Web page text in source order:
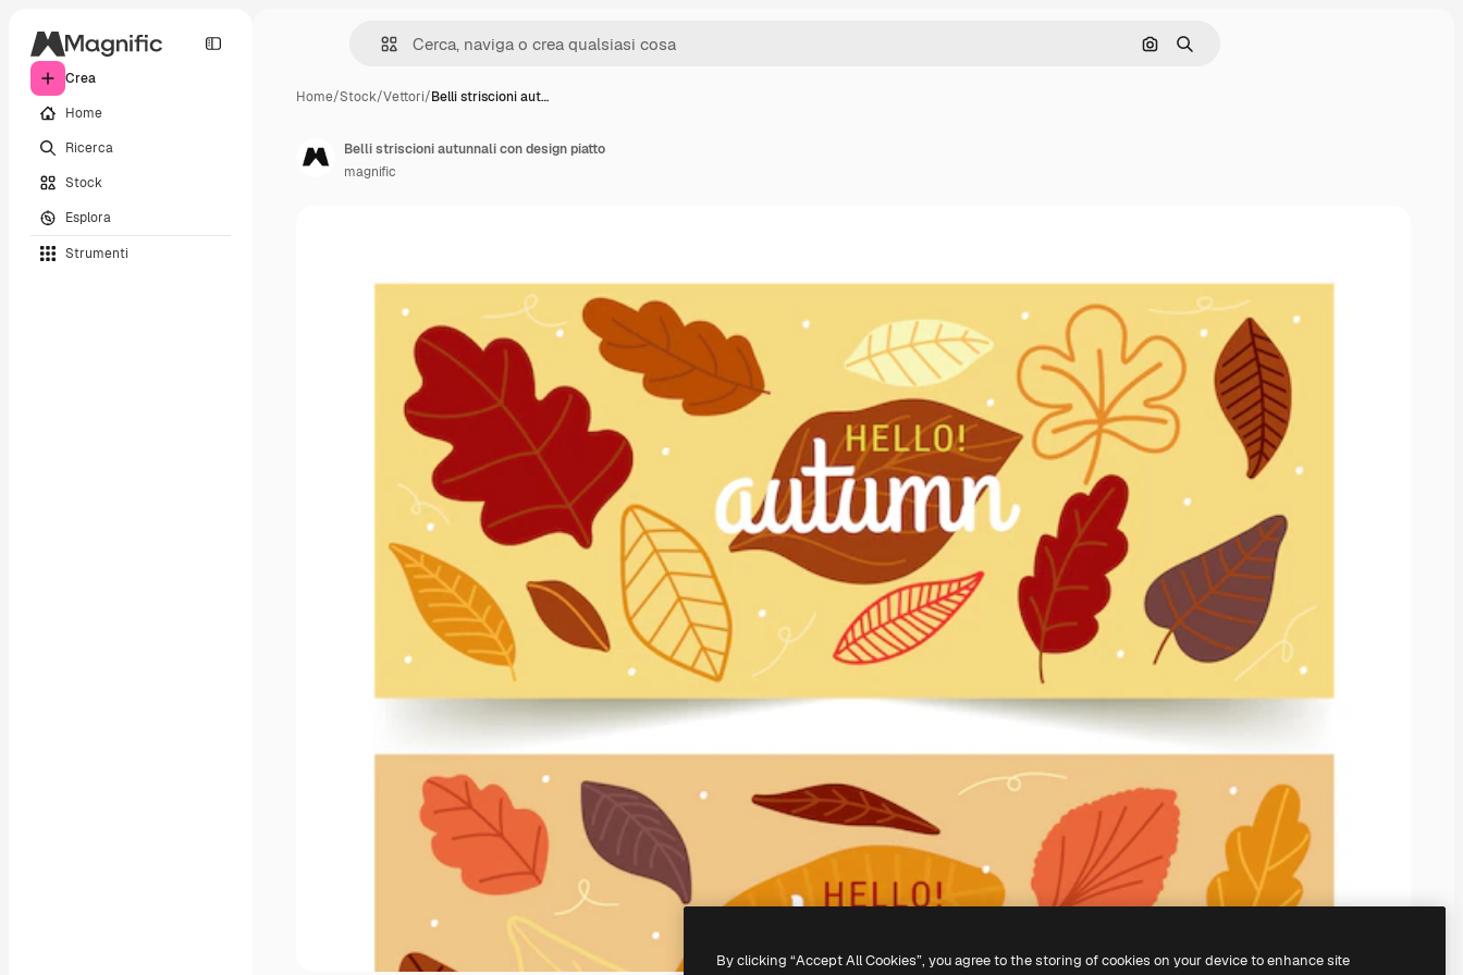
Crea
Home
Ricerca
Stock
Esplora
Strumenti
Cerca per immagine
Ricerca
Home/Stock/Vettori/Belli striscioni aut…
Belli striscioni autunnali con design piatto
magnific
By clicking “Accept All Cookies”, you agree to the storing of cookies on your device to enhance site